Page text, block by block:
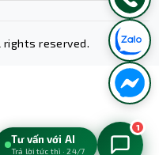
rights reserved.
Tư vấn với AI
Trả lời tức thì · 24/7
1